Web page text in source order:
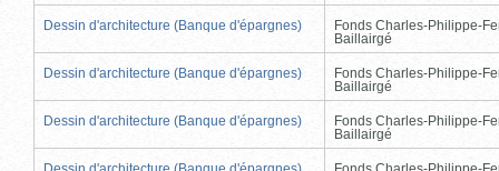
Dessin d'architecture (Banque d'épargnes)
Fonds Charles-Philippe-
Baillairgé
Dessin d'architecture (Banque d'épargnes)
Fonds Charles-Philippe-
Baillairgé
Dessin d'architecture (Banque d'épargnes)
Fonds Charles-Philippe-
Baillairgé